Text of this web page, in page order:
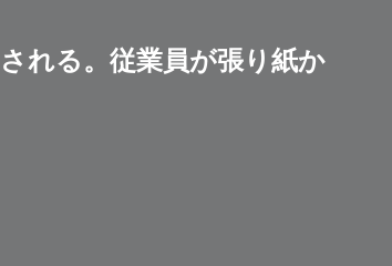
れる。従業員が張り紙か